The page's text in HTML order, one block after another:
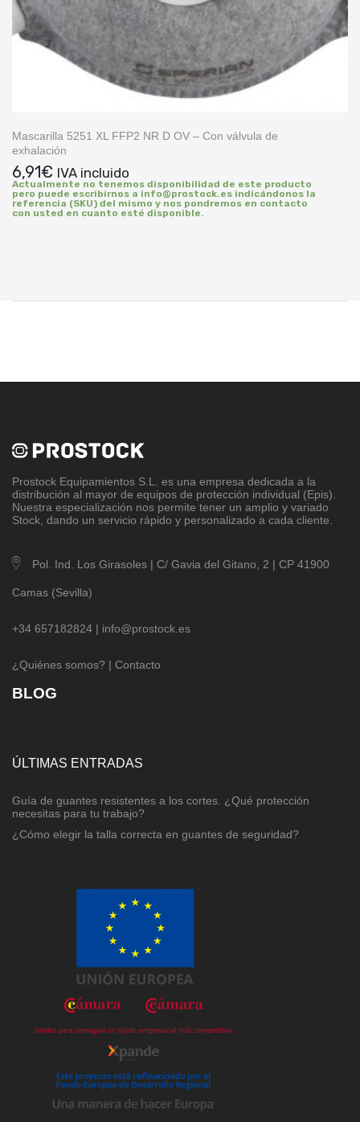
Mascarilla 5251 XL FFP2 NR D OV – Con válvula de
exhalación
6,91€ IVA incluido
Actualmente no tenemos disponibilidad de este producto
pero puede escribirnos a info@prostock.es indicándonos la
referencia (SKU) del mismo y nos pondremos en contacto
con usted en cuanto esté disponible.
Prostock Equipamientos S.L. es una empresa dedicada a la
distribución al mayor de equipos de protección individual (Epis).
Nuestra especialización nos permite tener un amplio y variado
Stock, dando un servicio rápido y personalizado a cada cliente.
Pol. Ind. Los Girasoles | C/ Gavia del Gitano, 2 | CP 41900
Camas (Sevilla)
+34 657182824 | info@prostock.es
¿Quiénes somos? | Contacto
BLOG
ÚLTIMAS ENTRADAS
Guía de guantes resistentes a los cortes. ¿Qué protección
necesitas para tu trabajo?
¿Cómo elegir la talla correcta en guantes de seguridad?